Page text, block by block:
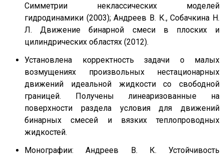
Симметрии неклассических моделей
гидродинамики (2003); Андреев В. К., Собачкина Н.
Л. Движение бинарной смеси в плоских и
цилиндрических областях (2012).
Установлена корректность задачи о малых
возмущениях произвольных нестационарных
движений идеальной жидкости со свободной
границей. Получены линеаризованные на
поверхности раздела условия для движений
бинарных смесей и вязких теплопроводных
жидкостей.
Монографии: Андреев В. К. Устойчивость